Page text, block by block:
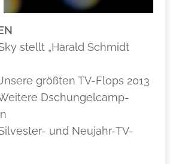
stellt „Harald Schmidt
größten TV-Flops 2013
Dschungelcamp-
und Neujahr-TV-